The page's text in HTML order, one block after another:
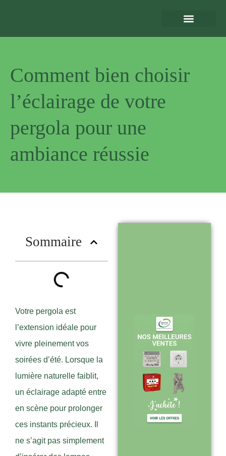
Comment bien choisir
l’éclairage de votre
pergola pour une
ambiance réussie
Sommaire
Votre pergola est
l’extension idéale pour
vivre pleinement vos
soirées d’été. Lorsque la
lumière naturelle faiblit,
un éclairage adapté entre
en scène pour prolonger
ces instants précieux. Il
ne s’agit pas simplement
Expédition sous
24-48h :
livraison rapide
après validation
de commande